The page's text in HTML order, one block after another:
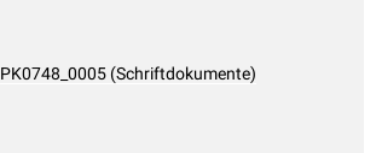
PK0748_0005 (Schriftdokumente)